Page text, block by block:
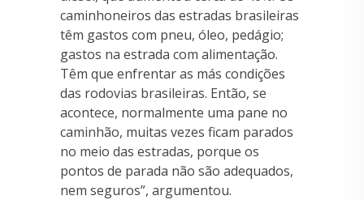
caminhoneiros das estradas brasileiras
têm gastos com pneu, óleo, pedágio;
gastos na estrada com alimentação.
Têm que enfrentar as más condições
das rodovias brasileiras. Então, se
acontece, normalmente uma pane no
caminhão, muitas vezes ficam parados
no meio das estradas, porque os
pontos de parada não são adequados,
nem seguros”, argumentou.